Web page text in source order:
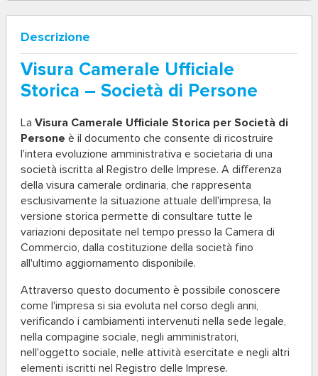
Descrizione
Visura Camerale Ufficiale
Storica – Società di Persone
La Visura Camerale Ufficiale Storica per Società di
Persone è il documento che consente di ricostruire
l'intera evoluzione amministrativa e societaria di una
società iscritta al Registro delle Imprese. A differenza
della visura camerale ordinaria, che rappresenta
esclusivamente la situazione attuale dell'impresa, la
versione storica permette di consultare tutte le
variazioni depositate nel tempo presso la Camera di
Commercio, dalla costituzione della società fino
all'ultimo aggiornamento disponibile.
Attraverso questo documento è possibile conoscere
come l'impresa si sia evoluta nel corso degli anni,
verificando i cambiamenti intervenuti nella sede legale,
nella compagine sociale, negli amministratori,
nell'oggetto sociale, nelle attività esercitate e negli altri
elementi iscritti nel Registro delle Imprese.